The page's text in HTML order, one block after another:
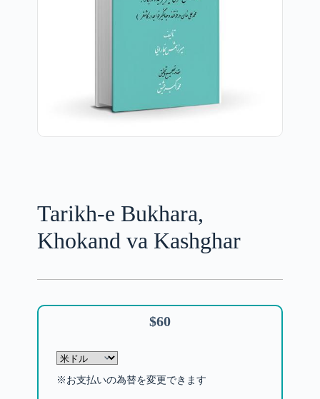
Tarikh-e Bukhara,
Khokand va Kashghar
$60
※お支払いの為替を変更できます